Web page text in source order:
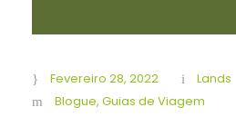
Fevereiro 28, 2022
Lands
Blogue, Guias de Viagem